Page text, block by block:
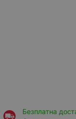
Безплатна